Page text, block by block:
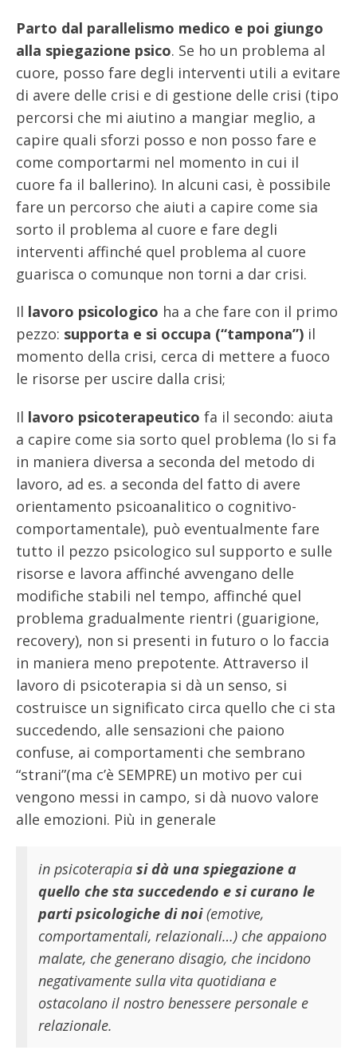
Parto dal parallelismo medico e poi giungo
alla spiegazione psico. Se ho un problema al
cuore, posso fare degli interventi utili a evitare
di avere delle crisi e di gestione delle crisi (tipo
percorsi che mi aiutino a mangiar meglio, a
capire quali sforzi posso e non posso fare e
come comportarmi nel momento in cui il
cuore fa il ballerino). In alcuni casi, è possibile
fare un percorso che aiuti a capire come sia
sorto il problema al cuore e fare degli
interventi affinché quel problema al cuore
guarisca o comunque non torni a dar crisi.
Il lavoro psicologico ha a che fare con il primo
pezzo: supporta e si occupa (“tampona”) il
momento della crisi, cerca di mettere a fuoco
le risorse per uscire dalla crisi;
Il lavoro psicoterapeutico fa il secondo: aiuta
a capire come sia sorto quel problema (lo si fa
in maniera diversa a seconda del metodo di
lavoro, ad es. a seconda del fatto di avere
orientamento psicoanalitico o cognitivo-
comportamentale), può eventualmente fare
tutto il pezzo psicologico sul supporto e sulle
risorse e lavora affinché avvengano delle
modifiche stabili nel tempo, affinché quel
problema gradualmente rientri (guarigione,
recovery), non si presenti in futuro o lo faccia
in maniera meno prepotente. Attraverso il
lavoro di psicoterapia si dà un senso, si
costruisce un significato circa quello che ci sta
succedendo, alle sensazioni che paiono
confuse, ai comportamenti che sembrano
“strani”(ma c’è SEMPRE) un motivo per cui
vengono messi in campo, si dà nuovo valore
alle emozioni. Più in generale
in psicoterapia si dà una spiegazione a
quello che sta succedendo e si curano le
parti psicologiche di noi(emotive,
comportamentali, relazionali…) che appaiono
malate, che generano disagio, che incidono
negativamente sulla vita quotidiana e
ostacolano il nostro benessere personale e
relazionale.